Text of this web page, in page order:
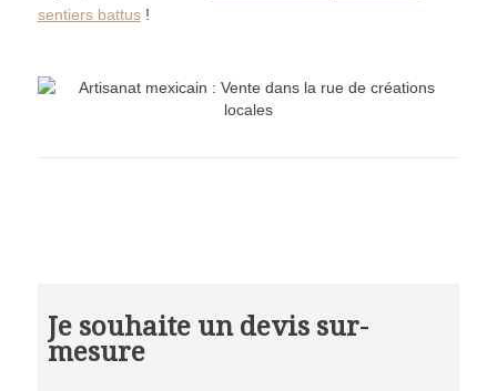
sentiers battus!
Je souhaite un devis sur-
mesure